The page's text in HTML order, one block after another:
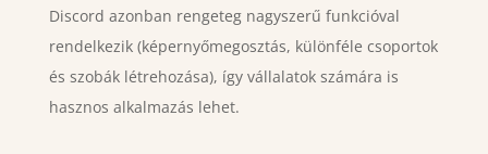
Discord azonban rengeteg nagyszerű funkcióval
rendelkezik (képernyőmegosztás, különféle csoportok
és szobák létrehozása), így vállalatok számára is
hasznos alkalmazás lehet.